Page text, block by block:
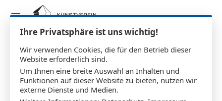
Rainer Plum
Ihre Privatsphäre ist uns wichtig!
Wir verwenden Cookies, die für den Betrieb dieser
Website erforderlich sind.
Um Ihnen eine breite Auswahl an Inhalten und
Funktionen auf dieser Website zu bieten, nutzen wir
externe Dienste und Medien.